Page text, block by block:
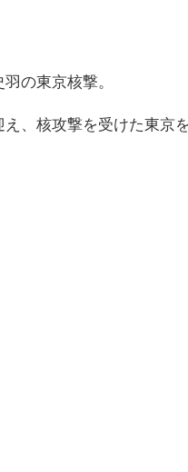
の東京核撃。
、核攻撃を受けた東京